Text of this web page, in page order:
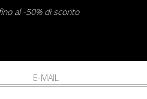
Contatti
al -50% di sconto